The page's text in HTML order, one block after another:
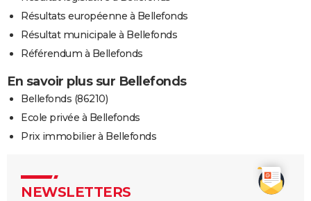
Résultats européenne à Bellefonds
Résultat municipale à Bellefonds
Référendum à Bellefonds
En savoir plus sur Bellefonds
Bellefonds (86210)
Ecole privée à Bellefonds
Prix immobilier à Bellefonds
NEWSLETTERS